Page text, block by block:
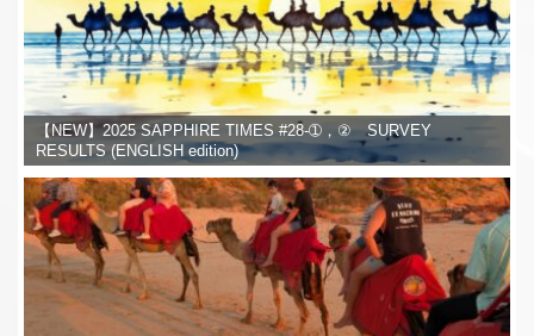
【NEW】2025 SAPPHIRE TIMES #28-➀，② SURVEY
RESULTS (ENGLISH edition)